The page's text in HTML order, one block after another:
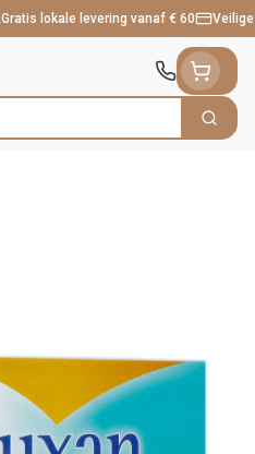
Gratis lokale levering vanaf € 60
Zoek